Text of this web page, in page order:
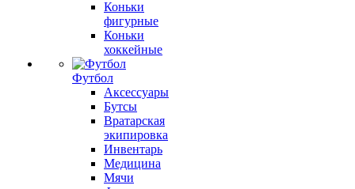
Коньки
фигурные
Коньки
хоккейные
Футбол
Аксессуары
Бутсы
Вратарская
экипировка
Инвентарь
Медицина
Мячи